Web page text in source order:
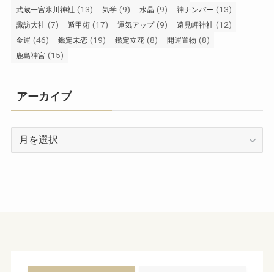
武蔵一宮氷川神社 (13) 気学 (9) 水晶 (9) 神ナンバー (13)
諏訪大社 (7) 遁甲術 (17) 運気アップ(9) 遠見岬神社 (12)
金運 (46) 鑑定未恋 (19) 鑑定立花 (8) 開運置物 (8)
鹿島神宮 (15)
アーカイブ
ー